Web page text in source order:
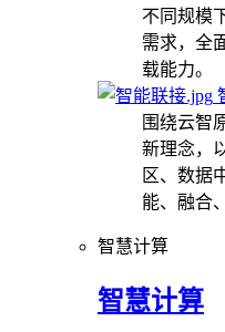
不同规模
需求，全
载能力。
围绕云智
新理念，
区、数据
能、融合
智慧计算
智慧计算